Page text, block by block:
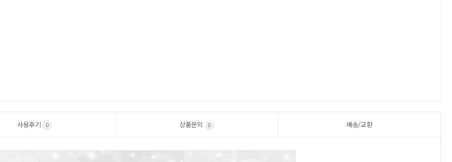
사용후기 0 상품문의 0 배송/교환